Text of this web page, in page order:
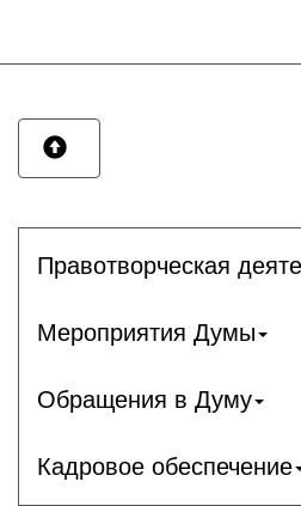
Правотворческая
Мероприятия Думы
Обращения в Думу
Кадровое обеспечение